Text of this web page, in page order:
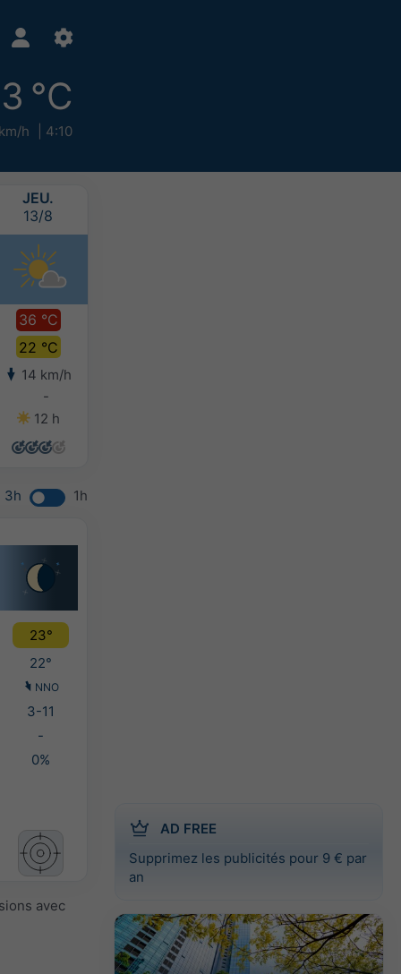
°C
h 4:10
AD FREE
Supprimez les publicités pour 9 € par
an
JEU.
13/8
36 °C
22 °C
14 km/h
-
12 h
3h 1h
23°
22°
NNO
3-11
-
0%
avec